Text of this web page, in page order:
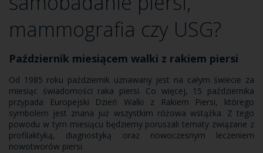
mammografia czy USG?
Październik miesiącem walki z rakiem piersi
Od 1985 roku październik uznawany jest na całym świecie za
miesiąc świadomości raka piersi. Co więcej, 15 października
przypada Europejski Dzień Walki z Rakiem Piersi, którego
symbolem jest znana już wszystkim różowa wstążka. Z tego
powodu w tym miesiącu będziemy poruszali tematy związane z
profilaktyką, diagnostyką oraz nowoczesnym leczeniem
nowotworów piersi.